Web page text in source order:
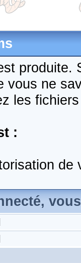
produite.
vous ne
les
:
de